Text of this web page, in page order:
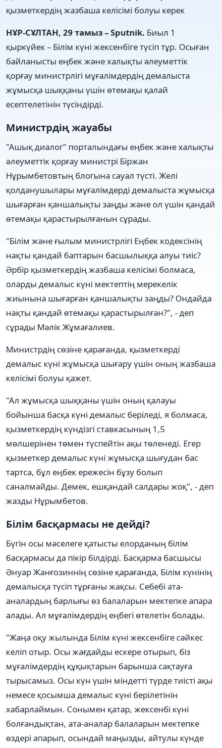
қызметкердің жазбаша келісімі болуы керек
НҰР-СҰЛТАН, 29 тамыз – Sputnik. Биыл 1
қыркүйек – Білім күні жексенбіге түсіп тұр. Осыған
байланысты еңбек және халықты әлеуметтік
қорғау министрлігі мұғалімдердің демалыста
жұмысқа шыққаны үшін өтемақы қалай
есептелетінін түсіндірді.
Министрдің жауабы
"Ашық диалог" порталындағы еңбек және халықты
әлеуметтік қорғау министрі Біржан
Нұрымбетовтың блогына сауал түсті. Желі
қолданушылары мұғалімдерді демалыста жұмысқа
шығарған қаншалықты заңды және ол үшін қандай
өтемақы қарастырылғанын сұрады.
"Білім және ғылым министрлігі Еңбек кодексінің
нақты қандай баптарын басшылыққа алуы тиіс?
Әрбір қызметкердің жазбаша келісімі болмаса,
оларды демалыс күні мектептің мерекелік
жиынына шығарған қаншалықты заңды? Ондайда
нақты қандай өтемақы қарастырылған?", - деп
сұрады Мәлік Жұмағалиев.
Министрдің сөзіне қарағанда, қызметкерді
демалыс күні жұмысқа шығару үшін оның жазбаша
келісімі болуы қажет.
"Ал жұмысқа шыққаны үшін оның қалауы
бойынша басқа күні демалыс беріледі, я болмаса,
қызметкердің күндізгі ставкасының 1,5
мөлшерінен төмен түспейтін ақы төленеді. Егер
қызметкер демалыс күні жұмысқа шығудан бас
тартса, бұл еңбек ережесін бұзу болып
саналмайды. Демек, ешқандай салдары жоқ", - деп
жазды Нұрымбетов.
Білім басқармасы не дейді?
Бүгін осы мәселеге қатысты елорданың білім
басқармасы да пікір білдірді. Басқарма басшысы
Әнуар Жанғозиннің сөзіне қарағанда, Білім күнінің
демалысқа түсіп тұрғаны жақсы. Себебі ата-
аналардың барлығы өз балаларын мектепке апара
алады. Ал мұғалімдердің еңбегі өтелетін болады.
"Жаңа оқу жылында Білім күні жексенбіге сәйкес
келіп отыр. Осы жағдайды ескере отырып, біз
мұғалімдердің құқықтарын барынша сақтауға
тырысамыз. Осы күн үшін міндетті түрде тиісті ақы
немесе қосымша демалыс күні берілетінін
хабарлаймын. Сонымен қатар, жексенбі күні
болғандықтан, ата-аналар балаларын мектепке
өздері апарып, осындай маңызды, айтулы күнде